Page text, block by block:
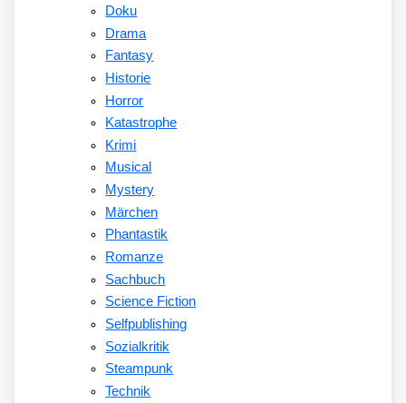
Doku
Drama
Fantasy
Historie
Horror
Katastrophe
Krimi
Musical
Mystery
Märchen
Phantastik
Romanze
Sachbuch
Science Fiction
Selfpublishing
Sozialkritik
Steampunk
Technik